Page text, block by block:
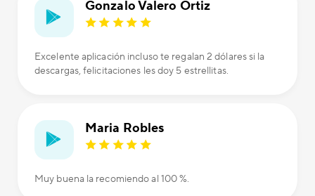
Gonzalo Valero Ortiz
Excelente aplicación incluso te regalan 2 dólares si la
descargas, felicitaciones les doy 5 estrellitas.
Maria Robles
Muy buena la recomiendo al 100 %.